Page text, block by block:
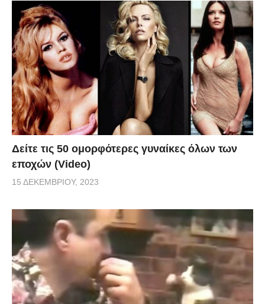
Δείτε τις 50 ομορφότερες γυναίκες όλων των
εποχών (Video)
15 ΔΕΚΕΜΒΡΊΟΥ, 2023